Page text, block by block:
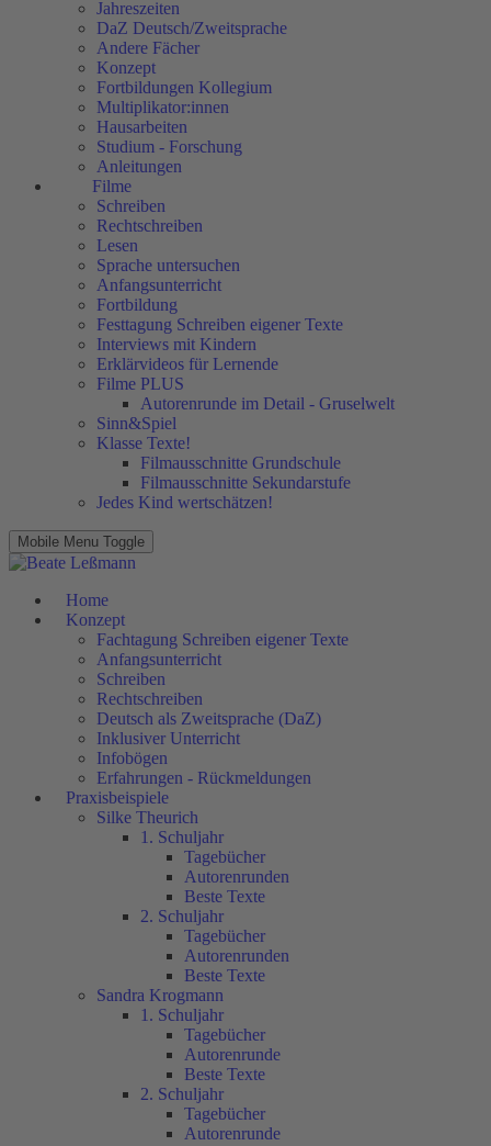
Jahreszeiten
DaZ Deutsch/Zweitsprache
Andere Fächer
Konzept
Fortbildungen Kollegium
Multiplikator:innen
Hausarbeiten
Studium - Forschung
Anleitungen
Filme
Schreiben
Rechtschreiben
Lesen
Sprache untersuchen
Anfangsunterricht
Fortbildung
Festtagung Schreiben eigener Texte
Interviews mit Kindern
Erklärvideos für Lernende
Filme PLUS
Autorenrunde im Detail - Gruselwelt
Sinn&Spiel
Klasse Texte!
Filmausschnitte Grundschule
Filmausschnitte Sekundarstufe
Jedes Kind wertschätzen!
Mobile Menu Toggle
Home
Konzept
Fachtagung Schreiben eigener Texte
Anfangsunterricht
Schreiben
Rechtschreiben
Deutsch als Zweitsprache (DaZ)
Inklusiver Unterricht
Infobögen
Erfahrungen - Rückmeldungen
Praxisbeispiele
Silke Theurich
1. Schuljahr
Tagebücher
Autorenrunden
Beste Texte
2. Schuljahr
Tagebücher
Autorenrunden
Beste Texte
Sandra Krogmann
1. Schuljahr
Tagebücher
Autorenrunde
Beste Texte
2. Schuljahr
Tagebücher
Autorenrunde